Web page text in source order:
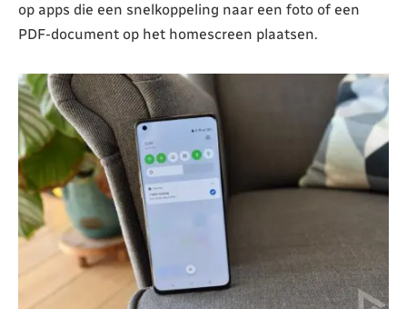
op apps die een snelkoppeling naar een foto of een
PDF-document op het homescreen plaatsen.